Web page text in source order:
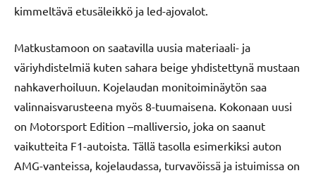
kimmeltävä etusäleikkö ja led-ajovalot.
Matkustamoon on saatavilla uusia materiaali- ja
väriyhdistelmiä kuten sahara beige yhdistettynä mustaan
nahkaverhoiluun. Kojelaudan monitoiminäytön saa
valinnaisvarusteena myös 8-tuumaisena. Kokonaan uusi
on Motorsport Edition –malliversio, joka on saanut
vaikutteita F1-autoista. Tällä tasolla esimerkiksi auton
AMG-vanteissa, kojelaudassa, turvavöissä ja istuimissa on